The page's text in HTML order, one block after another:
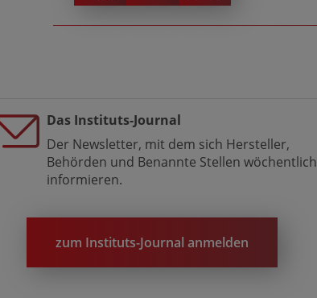
Das Instituts-Journal
Der Newsletter, mit dem sich Hersteller,
Behörden und Benannte Stellen wöchentlich
informieren.
zum Instituts-Journal anmelden